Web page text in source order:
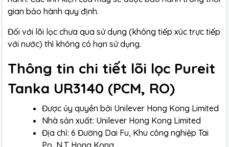
gian bảo hành quy định.
Đối với lõi lọc chưa qua sử dụng (không tiếp xúc trực tiếp
với nước) thì không có hạn sử dụng.
Thông tin chi tiết lõi lọc Pureit
Tanka UR3140 (PCM, RO)
Được ủy quyền bởi Unilever Hong Kong Limited
Nhà sản xuất: Unilever Hong Kong Limited
Địa chỉ: 6 Đường Dai Fu, Khu công nghiệp Tai
Po, N.T. Hong Kong